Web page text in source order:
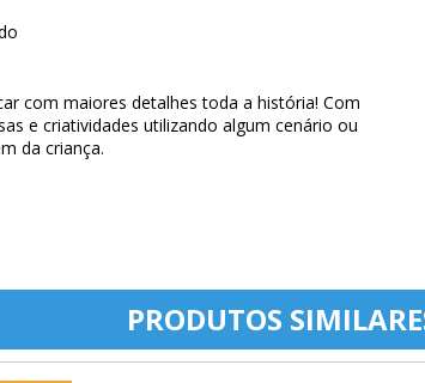
com maiores detalhes toda a história! Com
e criatividades utilizando algum cenário ou
da criança.
PRODUTOS